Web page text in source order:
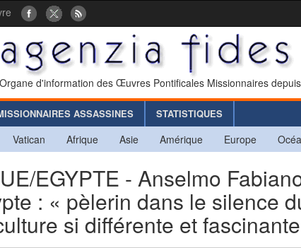
Organe d'information des Œuvres Pontificales Missionnaires
ASSASSINES STATISTIQUES
Vatican Afrique Asie Amérique Europe
EGYPTE - Anselmo
: « pèlerin dans le silence
si différente et